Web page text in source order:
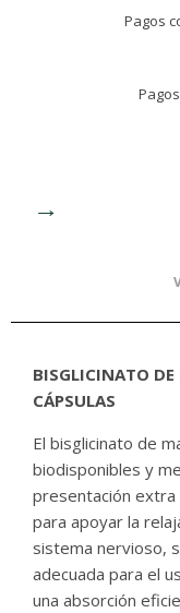
Pagos
BISGLICINATO
CÁPSULAS
El bisglicinato de
biodisponibles y
presentación
para apoyar la
sistema nervioso,
adecuada para el
una absorción